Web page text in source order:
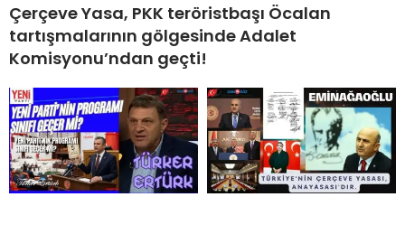
Çerçeve Yasa, PKK teröristbaşı Öcalan
tartışmalarının gölgesinde Adalet
Komisyonu’ndan geçti!